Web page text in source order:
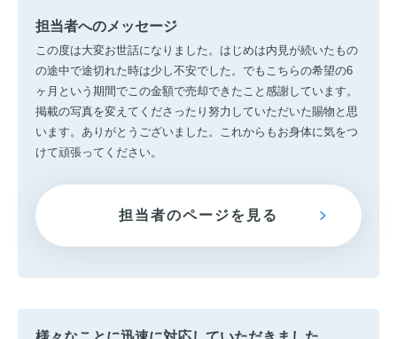
担当者へのメッセージ
この度は大変お世話になりました。はじめは内見が続いたもの
の途中で途切れた時は少し不安でした。でもこちらの希望の6
ヶ月という期間でこの金額で売却できたこと感謝しています。
掲載の写真を変えてくださったり努力していただいた賜物と思
います。ありがとうございました。これからもお身体に気をつ
けて頑張ってください。
担当者のページを見る